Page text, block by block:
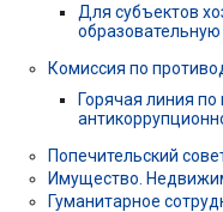
Для субъектов
Комиссия по
Горячая линия
Попечительский
Имущество.
Гуманитарное